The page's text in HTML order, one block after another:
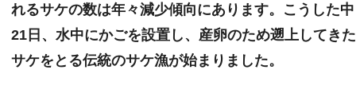
れるサケの数は年々減少傾向にあります。こうした中
21日、水中にかごを設置し、産卵のため遡上してきた
サケをとる伝統のサケ漁が始まりました。